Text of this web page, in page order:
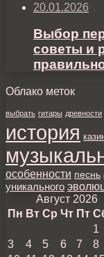
20.01.2026
Выбор
советы и
Облако меток
выбрать гитары древности
история
особенности песнь
уникального
Август 2026
Пн Вт Ср Чт Пт
1
3
4 5 6 7 8